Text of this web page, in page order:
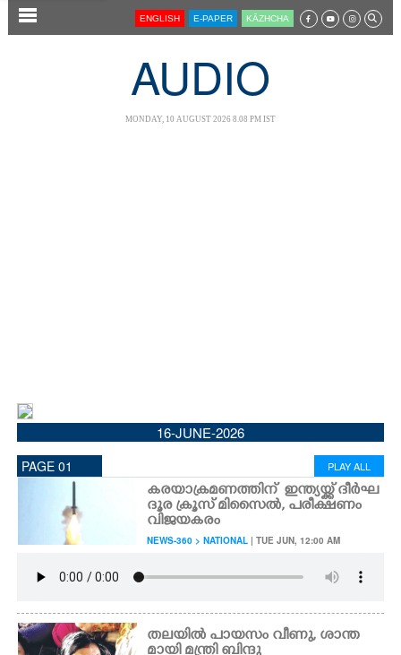
SECTIONS
CINEMA
OPINION
PHOTOS
LIFESTYLE
SPIRITUAL
ENGLISH E-PAPER KĀZHCHA
AUDIO
MONDAY, 10 AUGUST 2026 8.08 PM IST
16-JUNE-2026
PAGE 01 PLAY ALL
കരയാക്രമണത്തിന് ഇന്ത്യയ്ക്ക് ദീർഘ
ദൂര ക്രൂസ് മിസൈൽ, പരീക്ഷണം
വിജയകരം
NEWS-360 > NATIONAL | TUE JUN, 12:00 AM
തലയിൽ പായസം വീണു, ശാന്ത
മായി മന്ത്രി ബിന്ദു